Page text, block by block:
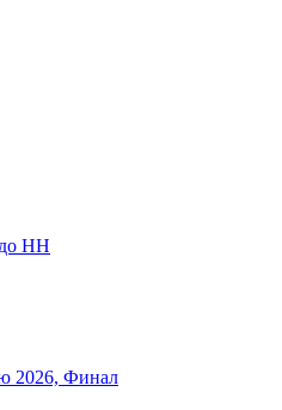
НН
2026, Финал